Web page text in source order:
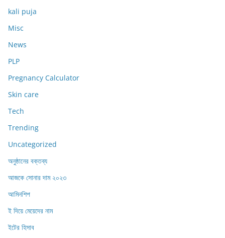
kali puja
Misc
News
PLP
Pregnancy Calculator
Skin care
Tech
Trending
Uncategorized
অনুষ্ঠানের বক্তব্য
আজকে সোনার দাম ২০২৩
আমিনশিপ
ই দিয়ে মেয়েদের নাম
ইটের হিসাব